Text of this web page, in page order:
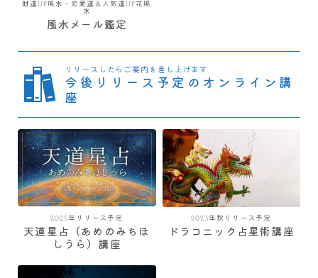
財運UP風水・恋愛運＆人気運UP花風
水
風水メール鑑定
リリースしたらご案内を差し上げます
今後リリース予定のオンライン講
座
2025年リリース予定
天道星占（あめのみちほ
しうら）講座
2023年秋リリース予定
ドラコニック占星術講座